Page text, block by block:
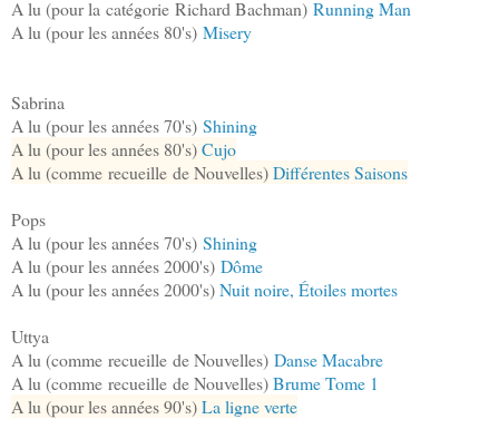
A lu (pour la catégorie Richard Bachman) Running Man
A lu (pour les années 80's) Misery
Sabrina
A lu (pour les années 70's) Shining
A lu (pour les années 80's)Cujo
A lu (comme recueille de Nouvelles)Différentes Saisons
Pops
A lu (pour les années 70's) Shining
A lu (pour les années 2000's) Dôme
A lu (pour les années 2000's)Nuit noire, Étoiles mortes
Uttya
A lu (comme recueille de Nouvelles) Danse Macabre
A lu (comme recueille de Nouvelles)Brume Tome 1
A lu (pour les années 90's)La ligne verte